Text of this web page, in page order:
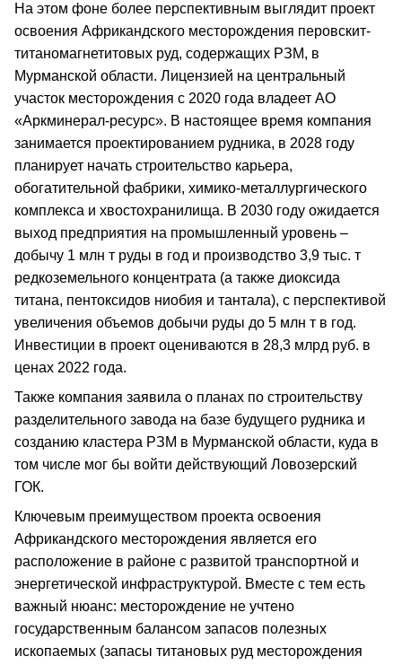
На этом фоне более перспективным выглядит проект
освоения Африкандского месторождения перовскит-
титаномагнетитовых руд, содержащих РЗМ, в
Мурманской области. Лицензией на центральный
участок месторождения с 2020 года владеет АО
«Аркминерал-ресурс». В настоящее время компания
занимается проектированием рудника, в 2028 году
планирует начать строительство карьера,
обогатительной фабрики, химико-металлургического
комплекса и хвостохранилища. В 2030 году ожидается
выход предприятия на промышленный уровень –
добычу 1 млн т руды в год и производство 3,9 тыс. т
редкоземельного концентрата (а также диоксида
титана, пентоксидов ниобия и тантала), с перспективой
увеличения объемов добычи руды до 5 млн т в год.
Инвестиции в проект оцениваются в 28,3 млрд руб. в
ценах 2022 года.
Также компания заявила о планах по строительству
разделительного завода на базе будущего рудника и
созданию кластера РЗМ в Мурманской области, куда в
том числе мог бы войти действующий Ловозерский
ГОК.
Ключевым преимуществом проекта освоения
Африкандского месторождения является его
расположение в районе с развитой транспортной и
энергетической инфраструктурой. Вместе с тем есть
важный нюанс: месторождение не учтено
государственным балансом запасов полезных
ископаемых (запасы титановых руд месторождения